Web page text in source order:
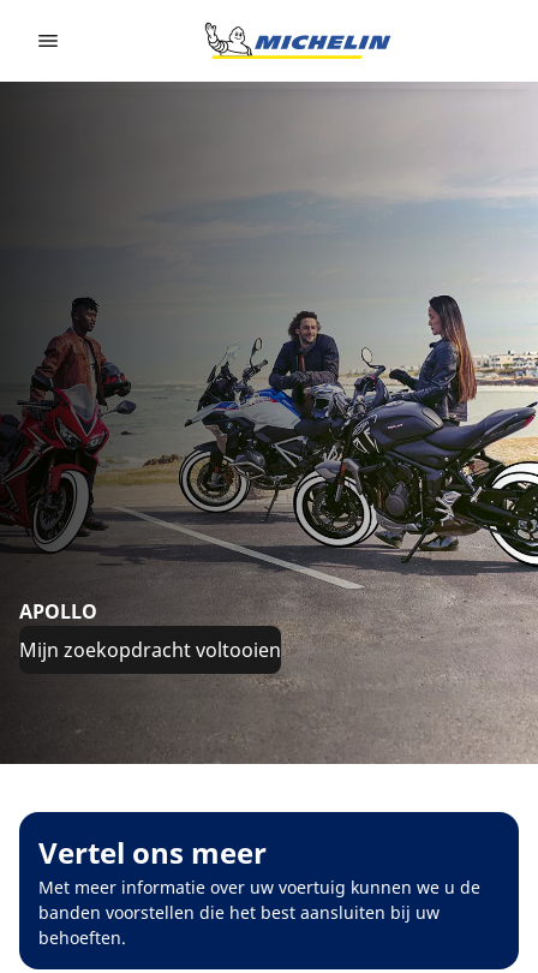
APOLLO
Mijn zoekopdracht voltooien
Vertel ons meer
Met meer informatie over uw voertuig kunnen we u de
banden voorstellen die het best aansluiten bij uw
behoeften.